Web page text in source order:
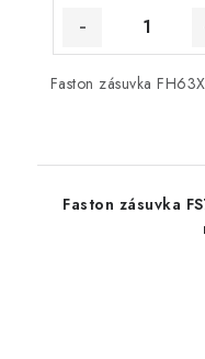
Faston zásuvka
Faston zásuvka